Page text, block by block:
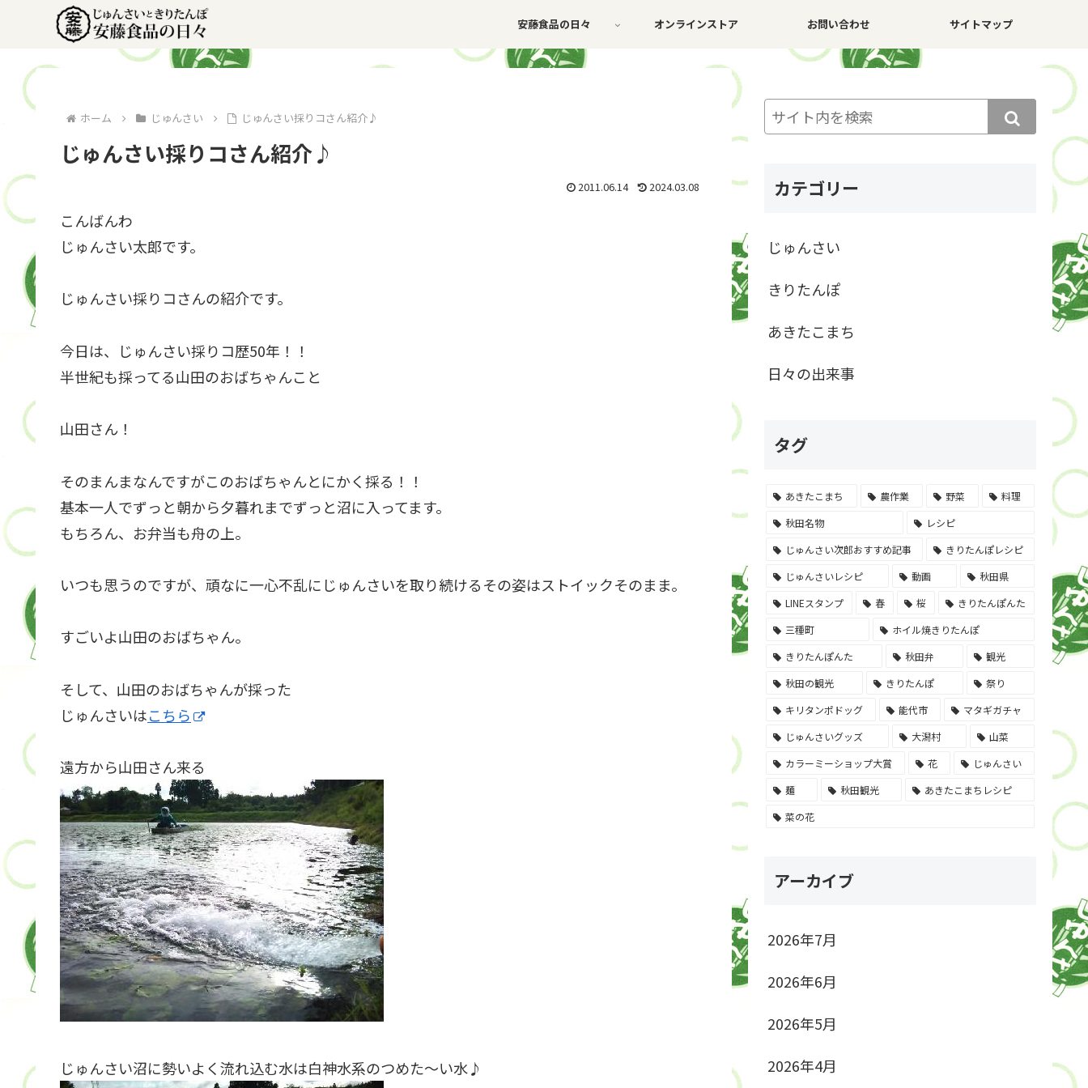
安藤食品の日々 オンラインストア お問い合わせ サイトマップ
ホーム じゅんさい じゅんさい採りコさん紹介♪
じゅんさい採りコさん紹介♪
2011.06.14 2024.03.08
こんばんわ
じゅんさい太郎です。
じゅんさい採りコさんの紹介です。
今日は、じゅんさい採りコ歴50年！！
半世紀も採ってる山田のおばちゃんこと
山田さん！
そのまんまなんですがこのおばちゃんとにかく採る！！
基本一人でずっと朝から夕暮れまでずっと沼に入ってます。
もちろん、お弁当も舟の上。
いつも思うのですが、頑なに一心不乱にじゅんさいを取り続けるその姿はストイックそのまま。
すごいよ山田のおばちゃん。
そして、山田のおばちゃんが採った
じゅんさいはこちら
遠方から山田さん来る
じゅんさい沼に勢いよく流れ込む水は白神水系のつめた〜い水♪
カテゴリー
じゅんさい
きりたんぽ
あきたこまち
日々の出来事
タグ
あきたこまち 農作業 野菜
料理
秋田名物
レシピ
じゅんさい次郎おすすめ記事
きりたんぽレシピ
じゅんさいレシピ
動画
秋田県
LINEスタンプ
春 桜
きりたんぽんた
三種町
ホイル焼きりたんぽ
きりたんぽんた
秋田弁
観光
秋田の観光
きりたんぽ
祭り
キリタンポドッグ
能代市
マタギガチャ
じゅんさいグッズ
大潟村
山菜
カラーミーショップ大賞
花
じゅんさい
麺
秋田観光
あきたこまちレシピ
菜の花
アーカイブ
2026年7月
2026年6月
2026年5月
2026年4月